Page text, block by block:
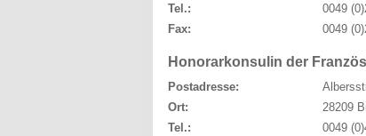
Tel.:
0049
Fax:
0049
Honorarkonsulin der
Postadresse:
Ort:
28209
Tel.:
0049